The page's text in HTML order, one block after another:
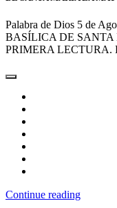
Palabra de Dios 5 de
BASÍLICA DE SANTA
PRIMERA LECTURA.
Continue reading